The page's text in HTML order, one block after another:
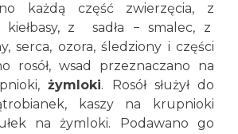
każdą część zwierzęcia, z
kiełbasy, z sadła − smalec, z
serca, ozora, śledziony i części
rosół, wsad przeznaczano na
żymloki. Rosół służył do
kaszy na krupnioki
na żymloki. Podawano go